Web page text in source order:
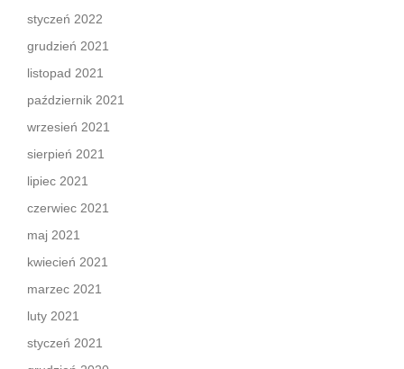
styczeń 2022
grudzień 2021
listopad 2021
październik 2021
wrzesień 2021
sierpień 2021
lipiec 2021
czerwiec 2021
maj 2021
kwiecień 2021
marzec 2021
luty 2021
styczeń 2021